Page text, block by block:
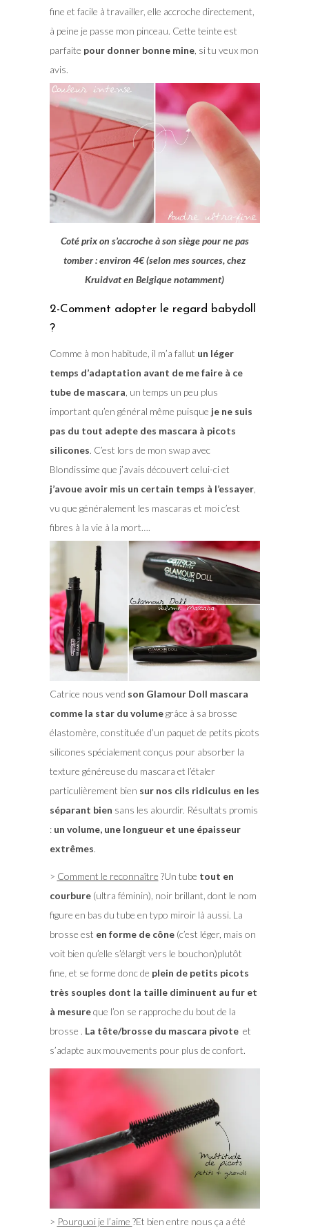
fine et facile à travailler, elle accroche directement,
à peine je passe mon pinceau. Cette teinte est
parfaite pour donner bonne mine, si tu veux mon
avis.
Coté prix on s’accroche à son siège pour ne pas
tomber : environ 4€ (selon mes sources, chez
Kruidvat en Belgique notamment)
2-Comment adopter le regard babydoll
?
Comme à mon habitude, il m’a fallut un léger
temps d’adaptation avant de me faire à ce
tube de mascara , un temps un peu plus
important qu’en général même puisque je ne suis
pas du tout adepte des mascara à picots
silicones. C’est lors de mon swap avec
Blondissime que j’avais découvert celui-ci et
j’avoue avoir mis un certain temps à l’essayer,
vu que généralement les mascaras et moi c’est
fibres à la vie à la mort….
Catrice nous vend son Glamour Doll mascara
comme la star du volumegrâce à sa brosse
élastomère, constituée d’un paquet de petits picots
silicones spécialement conçus pour absorber la
texture généreuse du mascara et l’étaler
particulièrement bien sur nos cils ridiculus en les
séparant bien sans les alourdir. Résultats promis
: un volume, une longueur et une épaisseur
extrêmes.
> Comment le reconnaître ?Un tube tout en
courbure(ultra féminin), noir brillant, dont le nom
figure en bas du tube en typo miroir là aussi. La
brosse est en forme de cône(c’est léger, mais on
voit bien qu’elle s’élargit vers le bouchon)plutôt
fine, et se forme donc de plein de petits picots
très souples dont la taille diminuent au fur et
à mesureque l’on se rapproche du bout de la
brosse . La tête/brosse du mascara pivoteet
s’adapte aux mouvements pour plus de confort.
> Pourquoi je l’aime ?Et bien entre nous ça a été